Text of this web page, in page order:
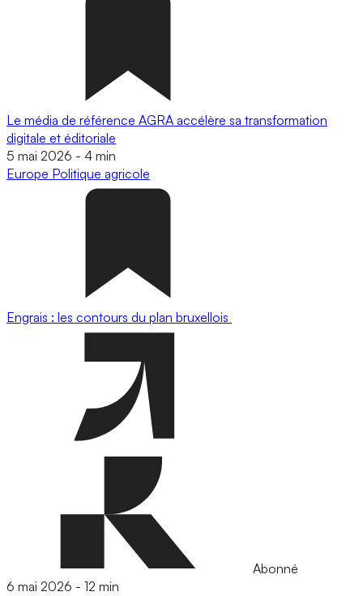
Le média de référence AGRA accélère sa transformation
digitale et éditoriale
5 mai 2026 - 4 min
Europe Politique agricole
Engrais : les contours du plan bruxellois
Abonné
6 mai 2026 - 12 min